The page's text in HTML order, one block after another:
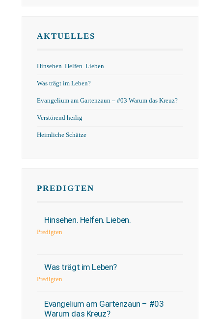
AKTUELLES
Hinsehen. Helfen. Lieben.
Was trägt im Leben?
Evangelium am Gartenzaun – #03 Warum das Kreuz?
Verstörend heilig
Heimliche Schätze
PREDIGTEN
Hinsehen. Helfen. Lieben.
Predigten
Was trägt im Leben?
Predigten
Evangelium am Gartenzaun – #03
Warum das Kreuz?